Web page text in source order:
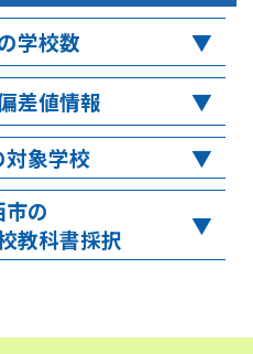
学校数
差値情報
象学校
の
教科書採択